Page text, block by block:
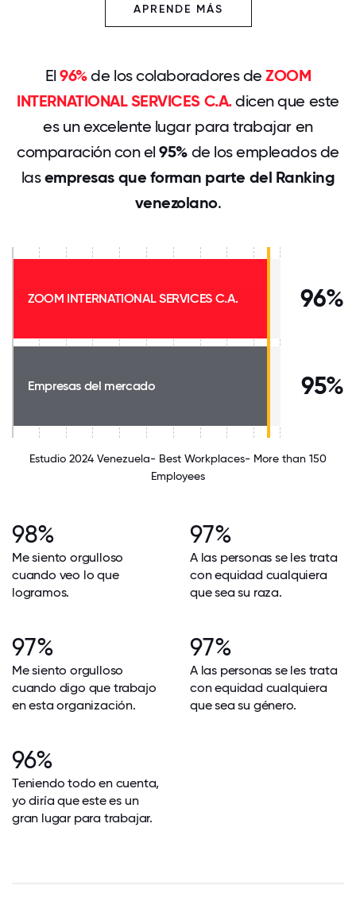
APRENDE MÁS
El96%de los colaboradores deZOOM
INTERNATIONAL SERVICES C.A.dicen que este
es un excelente lugar para trabajar en
comparación con el95% de los empleados de
lasempresas que forman parte del Ranking
venezolano.
ZOOM INTERNATIONAL SERVICES C.A. 96%
Empresas del mercado 95%
Estudio 2024 Venezuela- Best Workplaces- More than 150
Employees
98%
Me siento orgulloso
cuando veo lo que
logramos.
97%
A las personas se les trata
con equidad cualquiera
que sea su raza.
97%
Me siento orgulloso
cuando digo que trabajo
en esta organización.
97%
A las personas se les trata
con equidad cualquiera
que sea su género.
96%
Teniendo todo en cuenta,
yo diría que este es un
gran lugar para trabajar.